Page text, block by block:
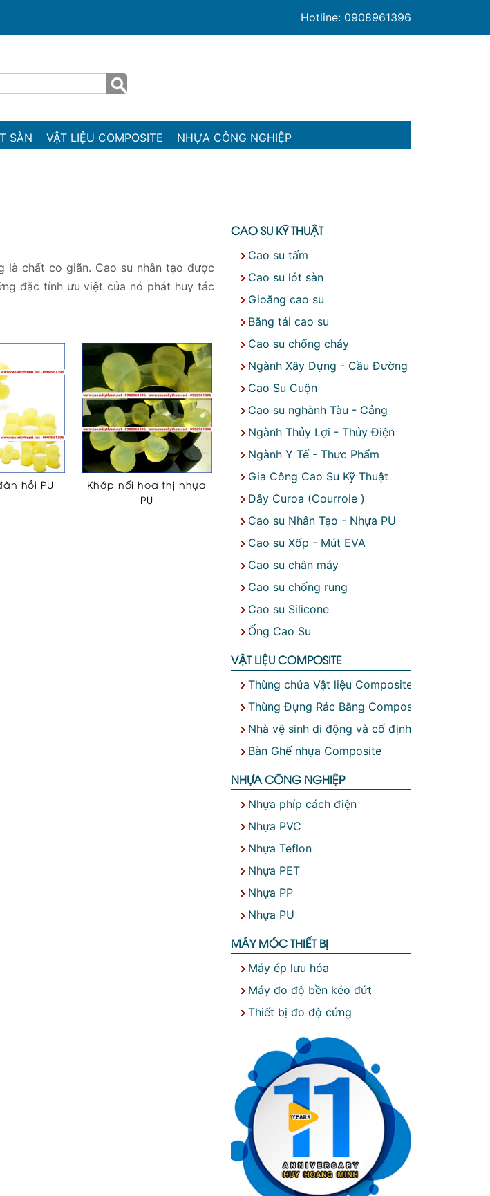
Hotline: 0908961396
SÀN VẬT LIỆU COMPOSITE NHỰA CÔNG NGHIỆP
là chất co giãn. Cao su nhân tạo được
đặc tính ưu việt của nó phát huy tác
hồi PU
Khớp nối hoa thị nhựa
PU
CAO SU KỸ THUẬT
Cao su tấm
Cao su lót sàn
Gioăng cao su
Băng tải cao su
Cao su chống cháy
Ngành Xây Dựng - Cầu Đường
Cao Su Cuộn
Cao su nghành Tàu - Cảng
Ngành Thủy Lợi - Thủy Điện
Ngành Y Tế - Thực Phẩm
Gia Công Cao Su Kỹ Thuật
Dây Curoa (Courroie )
Cao su Nhân Tạo - Nhựa PU
Cao su Xốp - Mút EVA
Cao su chân máy
Cao su chống rung
Cao su Silicone
Ống Cao Su
VẬT LIỆU COMPOSITE
Thùng chứa Vật liệu Composite
Thùng Đựng Rác Bằng Composite
Nhà vệ sinh di động và cố định
Bàn Ghế nhựa Composite
NHỰA CÔNG NGHIỆP
Nhựa phíp cách điện
Nhựa PVC
Nhựa Teflon
Nhựa PET
Nhựa PP
Nhựa PU
MÁY MÓC THIẾT BỊ
Máy ép lưu hóa
Máy đo độ bền kéo đứt
Thiết bị đo độ cứng